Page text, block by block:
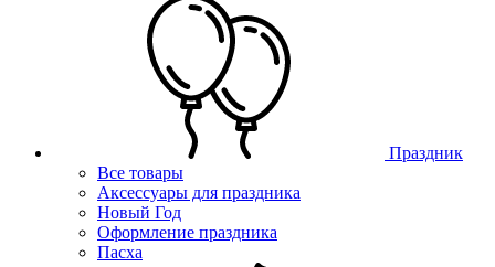
Праздник
Все товары
Аксессуары для праздника
Новый Год
Оформление праздника
Пасха